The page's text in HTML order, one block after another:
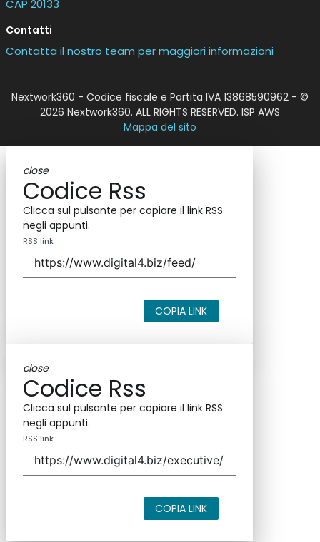
CAP 20133
Contatti
Contatta il nostro team per maggiori informazioni
Nextwork360 - Codice fiscale e Partita IVA 13868590962 - ©
2026 Nextwork360. ALL RIGHTS RESERVED. ISP AWS
Mappa del sito
close
Codice Rss
Clicca sul pulsante per copiare il link RSS
negli appunti.
RSS link
COPIA LINK
close
Codice Rss
Clicca sul pulsante per copiare il link RSS
negli appunti.
RSS link
COPIA LINK